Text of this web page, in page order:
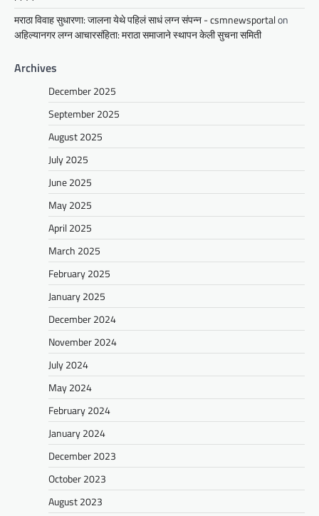
मराठा विवाह सुधारणा: जालना येथे पहिलं साधं लग्न संपन्न - csmnewsportalon
अहिल्यानगर लग्न आचारसंहिता: मराठा समाजाने स्थापन केली सुचना समिती
Archives
December 2025
September 2025
August 2025
July 2025
June 2025
May 2025
April 2025
March 2025
February 2025
January 2025
December 2024
November 2024
July 2024
May 2024
February 2024
January 2024
December 2023
October 2023
August 2023